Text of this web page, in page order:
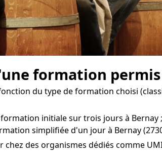
formation
du type de formation choisi
formation initiale sur trois jours à Bernay ;
simplifiée d'un jour à Bernay
chez des organismes dédiés comme